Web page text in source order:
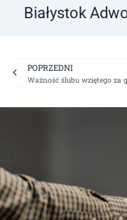
Białystok
PrevPOPRZEDNI